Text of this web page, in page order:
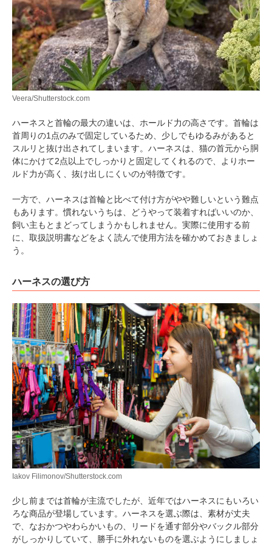
Veera/Shutterstock.com
ハーネスと首輪の最大の違いは、ホールド力の高さです。首輪は
首周りの1点のみで固定しているため、少しでもゆるみがあると
スルリと抜け出されてしまいます。ハーネスは、猫の首元から胴
体にかけて2点以上でしっかりと固定してくれるので、よりホー
ルド力が高く、抜け出しにくいのが特徴です。
一方で、ハーネスは首輪と比べて付け方がやや難しいという難点
もあります。慣れないうちは、どうやって装着すればいいのか、
飼い主もとまどってしまうかもしれません。実際に使用する前
に、取扱説明書などをよく読んで使用方法を確かめておきましょ
う。
ハーネスの選び方
Iakov Filimonov/Shutterstock.com
少し前までは首輪が主流でしたが、近年ではハーネスにもいろい
ろな商品が登場しています。ハーネスを選ぶ際は、素材が丈夫
で、なおかつやわらかいもの、リードを通す部分やバックル部分
がしっかりしていて、勝手に外れないものを選ぶようにしましょ
pecodogs
いぬ部をフォロー
ねこ部をフォロー
PECOアプリをダウンロード済みの方
アプリで開く
アプリをダウンロードする